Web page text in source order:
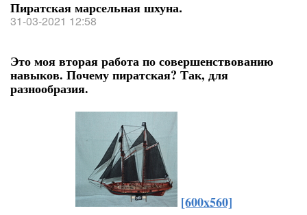
Пиратская марсельная шхуна.
31-03-2021 12:58
Это моя вторая работа по совершенствованию
навыков. Почему пиратская? Так, для
разнообразия.
[600x560]